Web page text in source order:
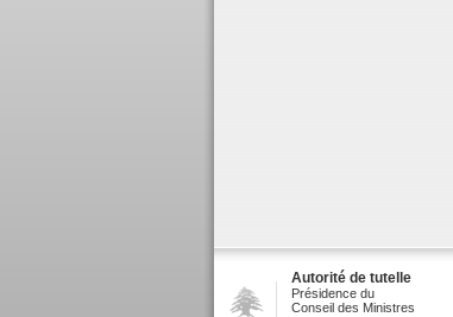
Autorité de tutelle
Présidence du
Conseil des Ministres